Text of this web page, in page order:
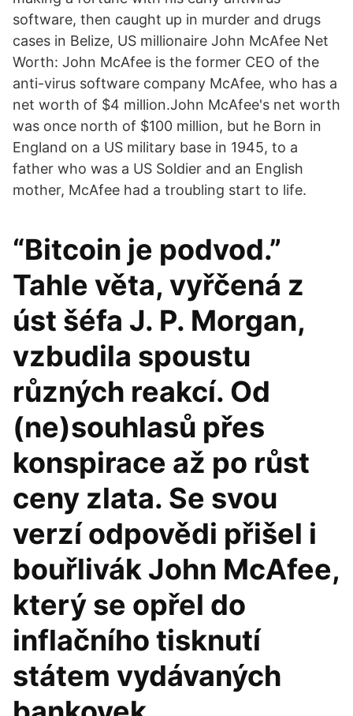
software, then caught up in murder and drugs
cases in Belize, US millionaire John McAfee Net
Worth: John McAfee is the former CEO of the
anti-virus software company McAfee, who has a
net worth of $4 million.John McAfee's net worth
was once north of $100 million, but he Born in
England on a US military base in 1945, to a
father who was a US Soldier and an English
mother, McAfee had a troubling start to life.
“Bitcoin je podvod.”
Tahle věta, vyřčená z
úst šéfa J. P. Morgan,
vzbudila spoustu
různých reakcí. Od
(ne)souhlasů přes
konspirace až po růst
ceny zlata. Se svou
verzí odpovědi přišel i
bouřlivák John McAfee,
který se opřel do
inflačního tisknutí
státem vydávaných